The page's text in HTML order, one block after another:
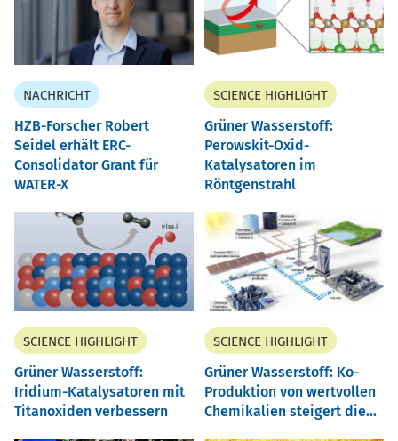
NACHRICHT
HZB-Forscher Robert
Seidel erhält ERC-
Consolidator Grant für
WATER-X
SCIENCE HIGHLIGHT
Grüner Wasserstoff:
Perowskit-Oxid-
Katalysatoren im
Röntgenstrahl
SCIENCE HIGHLIGHT
Grüner Wasserstoff:
Iridium-Katalysatoren mit
Titanoxiden verbessern
SCIENCE HIGHLIGHT
Grüner Wasserstoff: Ko-
Produktion von wertvollen
Chemikalien steigert die...